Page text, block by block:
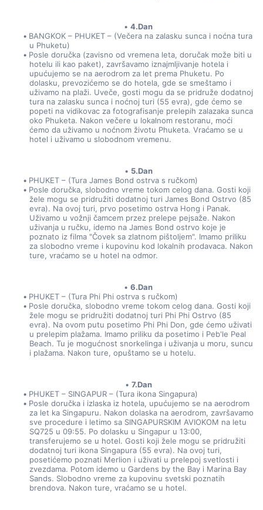
4.Dan
BANGKOK – PHUKET – (Večera na zalasku sunca i noćna tura
u Phuketu)
Posle doručka (zavisno od vremena leta, doručak može biti u
hotelu ili kao paket), završavamo iznajmljivanje hotela i
upućujemo se na aerodrom za let prema Phuketu. Po
dolasku, prevozićemo se do hotela, gde se smeštamo i
uživamo na plaži. Uveče, gosti mogu da se pridruže dodatnoj
tura na zalasku sunca i noćnoj turi (55 evra), gde ćemo se
popeti na vidikovac za fotografisanje prelepih zalazaka sunca
oko Phuketa. Nakon večere u lokalnom restoranu, moći
ćemo da uživamo u noćnom životu Phuketa. Vraćamo se u
hotel i uživamo u slobodnom vremenu.
5.Dan
PHUKET – (Tura James Bond ostrva s ručkom)
Posle doručka, slobodno vreme tokom celog dana. Gosti koji
žele mogu se pridružiti dodatnoj turi James Bond Ostrvo (85
evra). Na ovoj turi, prvo posetimo ostrva Hong i Panak.
Uživamo u vožnji čamcem przez prelepe pejsaže. Nakon
uživanja u ručku, idemo na James Bond ostrvo koje je
poznato iz filma "Čovek sa zlatnom pištoljem". Imamo priliku
za slobodno vreme i kupovinu kod lokalnih prodavaca. Nakon
ture, vraćamo se u hotel na odmor.
6.Dan
PHUKET – (Tura Phi Phi ostrva s ručkom)
Posle doručka, slobodno vreme tokom celog dana. Gosti koji
žele mogu se pridružiti dodatnoj turi Phi Phi Ostrvo (85
evra). Na ovom putu posetimo Phi Phi Don, gde ćemo uživati
u prelepim plažama. Imamo priliku da posetimo i Peb'le Peal
Beach. Tu je mogućnost snorkelinga i uživanja u moru, suncu
i plažama. Nakon ture, opuštamo se u hotelu.
7.Dan
PHUKET – SINGAPUR – (Tura ikona Singapura)
Posle doručka i izlaska iz hotela, upućujemo se na aerodrom
za let ka Singapuru. Nakon dolaska na aerodrom, završavamo
sve procedure i letimo sa SINGAPURSKIM AVIOKOM na letu
SQ725 u 09:55. Po dolasku u Singapur u 13:00,
transferujemo se u hotel. Gosti koji žele mogu se pridružiti
dodatnoj turi ikona Singapura (55 evra). Na ovoj turi,
posetićemo poznati Merlion i uživati u prelepoj svetlosti i
zvezdama. Potom idemo u Gardens by the Bay i Marina Bay
Sands. Slobodno vreme za kupovinu svetski poznatih
brendova. Nakon ture, vraćamo se u hotel.